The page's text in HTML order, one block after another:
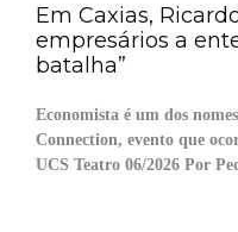
Em Caxias,
empresários a
batalha”
Economista é um dos
Connection, evento que
UCS Teatro 06/2026 Por